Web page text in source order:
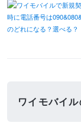
ワイモバイ